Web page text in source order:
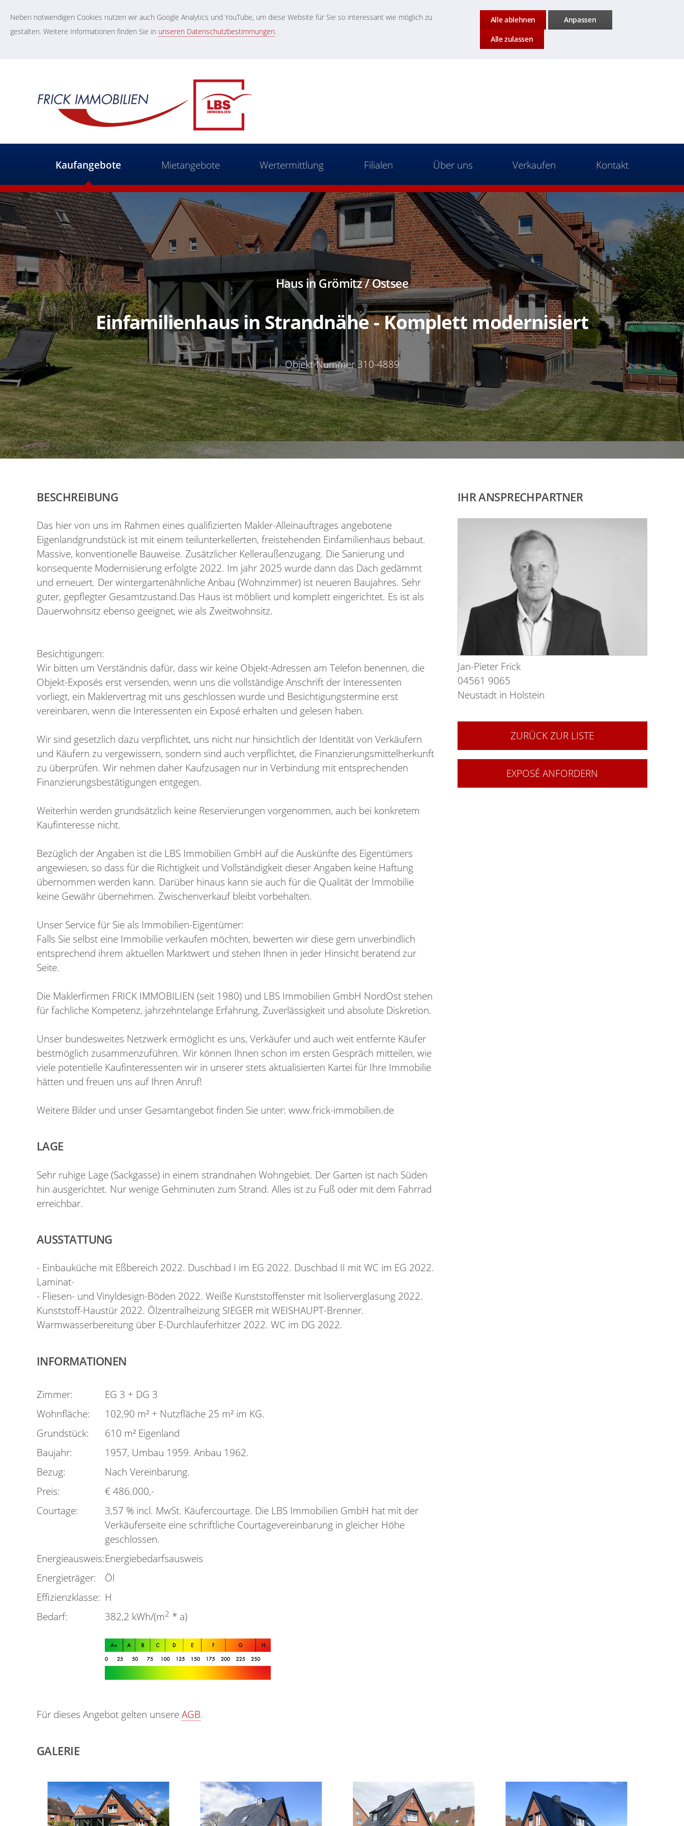
Neben notwendigen Cookies nutzen wir auch Google Analytics und YouTube, um diese Website für Sie so interessant wie möglich zu
gestalten. Weitere Informationen finden Sie in unseren Datenschutzbestimmungen.
Alle ablehnen
Anpassen
Alle zulassen
Kaufangebote Mietangebote Wertermittlung Filialen Über uns Verkaufen Kontakt
Haus in Grömitz / Ostsee
Einfamilienhaus in Strandnähe - Komplett modernisiert
Objekt-Nummer 310-4889
BESCHREIBUNG
Das hier von uns im Rahmen eines qualifizierten Makler-Alleinauftrages angebotene
Eigenlandgrundstück ist mit einem teilunterkellerten, freistehenden Einfamilienhaus bebaut.
Massive, konventionelle Bauweise. Zusätzlicher Kelleraußenzugang. Die Sanierung und
konsequente Modernisierung erfolgte 2022. Im jahr 2025 wurde dann das Dach gedämmt
und erneuert. Der wintergartenähnliche Anbau (Wohnzimmer) ist neueren Baujahres. Sehr
guter, gepflegter Gesamtzustand.Das Haus ist möbliert und komplett eingerichtet. Es ist als
Dauerwohnsitz ebenso geeignet, wie als Zweitwohnsitz.
Besichtigungen:
Wir bitten um Verständnis dafür, dass wir keine Objekt-Adressen am Telefon benennen, die
Objekt-Exposés erst versenden, wenn uns die vollständige Anschrift der Interessenten
vorliegt, ein Maklervertrag mit uns geschlossen wurde und Besichtigungstermine erst
vereinbaren, wenn die Interessenten ein Exposé erhalten und gelesen haben.
Wir sind gesetzlich dazu verpflichtet, uns nicht nur hinsichtlich der Identität von Verkäufern
und Käufern zu vergewissern, sondern sind auch verpflichtet, die Finanzierungsmittelherkunft
zu überprüfen. Wir nehmen daher Kaufzusagen nur in Verbindung mit entsprechenden
Finanzierungsbestätigungen entgegen.
Weiterhin werden grundsätzlich keine Reservierungen vorgenommen, auch bei konkretem
Kaufinteresse nicht.
Bezüglich der Angaben ist die LBS Immobilien GmbH auf die Auskünfte des Eigentümers
angewiesen, so dass für die Richtigkeit und Vollständigkeit dieser Angaben keine Haftung
übernommen werden kann. Darüber hinaus kann sie auch für die Qualität der Immobilie
keine Gewähr übernehmen. Zwischenverkauf bleibt vorbehalten.
Unser Service für Sie als Immobilien-Eigentümer:
Falls Sie selbst eine Immobilie verkaufen möchten, bewerten wir diese gern unverbindlich
entsprechend ihrem aktuellen Marktwert und stehen Ihnen in jeder Hinsicht beratend zur
Seite.
Die Maklerfirmen FRICK IMMOBILIEN (seit 1980) und LBS Immobilien GmbH NordOst stehen
für fachliche Kompetenz, jahrzehntelange Erfahrung, Zuverlässigkeit und absolute Diskretion.
Unser bundesweites Netzwerk ermöglicht es uns, Verkäufer und auch weit entfernte Käufer
bestmöglich zusammenzuführen. Wir können Ihnen schon im ersten Gespräch mitteilen, wie
viele potentielle Kaufinteressenten wir in unserer stets aktualisierten Kartei für Ihre Immobilie
hätten und freuen uns auf Ihren Anruf!
Weitere Bilder und unser Gesamtangebot finden Sie unter: www.frick-immobilien.de
LAGE
Sehr ruhige Lage (Sackgasse) in einem strandnahen Wohngebiet. Der Garten ist nach Süden
hin ausgerichtet. Nur wenige Gehminuten zum Strand. Alles ist zu Fuß oder mit dem Fahrrad
erreichbar.
AUSSTATTUNG
- Einbauküche mit Eßbereich 2022. Duschbad I im EG 2022. Duschbad II mit WC im EG 2022.
Laminat-
- Fliesen- und Vinyldesign-Böden 2022. Weiße Kunststoffenster mit Isolierverglasung 2022.
Kunststoff-Haustür 2022. Ölzentralheizung SIEGER mit WEISHAUPT-Brenner.
Warmwasserbereitung über E-Durchlauferhitzer 2022. WC im DG 2022.
INFORMATIONEN
Zimmer:
EG 3 + DG 3
Wohnfläche:
102,90 m² + Nutzfläche 25 m² im KG.
Grundstück:
610 m² Eigenland
Baujahr:
1957, Umbau 1959. Anbau 1962.
Bezug:
Nach Vereinbarung.
Preis:
€ 486.000,-
Courtage:
3,57 % incl. MwSt. Käufercourtage. Die LBS Immobilien GmbH hat mit der
Verkäuferseite eine schriftliche Courtagevereinbarung in gleicher Höhe
geschlossen.
Energieausweis:Energiebedarfsausweis
Energieträger:
Öl
Effizienzklasse: H
Bedarf:
382,2 kWh/(m2 * a)
Für dieses Angebot gelten unsere AGB.
IHR ANSPRECHPARTNER
Jan-Pieter Frick
04561 9065
Neustadt in Holstein
ZURÜCK ZUR LISTE
EXPOSÉ ANFORDERN
GALERIE